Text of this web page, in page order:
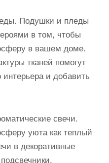
Подушки и пледы
в том, чтобы
в вашем доме.
тканей помогут
интерьера и добавить
свечи.
уюта как теплый
в декоративные